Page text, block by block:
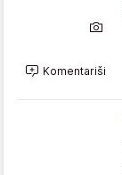
Komentariši